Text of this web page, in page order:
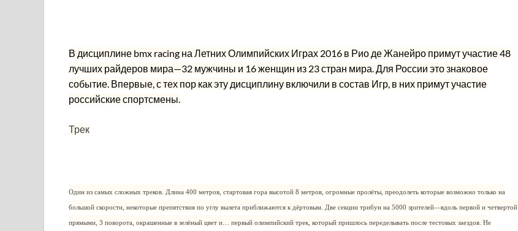
В дисциплине bmx racing на Летних Олимпийских Играх 2016 в Рио де Жанейро примут участие 48
лучших райдеров мира—32 мужчины и 16 женщин из 23 стран мира. Для России это знаковое
событие. Впервые, с тех пор как эту дисциплину включили в состав Игр, в них примут участие
российские спортсмены.
Трек
Один из самых сложных треков. Длина 400 метров, стартовая гора высотой 8 метров, огромные пролёты, преодолеть которые возможно только на
большой скорости, некоторые препятствия по углу вылета приближаются к дёртовым. Две секции трибун на 5000 зрителей—вдоль первой и четвертой
прямыми, 3 поворота, окрашенные в зелёный цвет и… первый олимпийский трек, который пришлось переделывать после тестовых заездов. Не